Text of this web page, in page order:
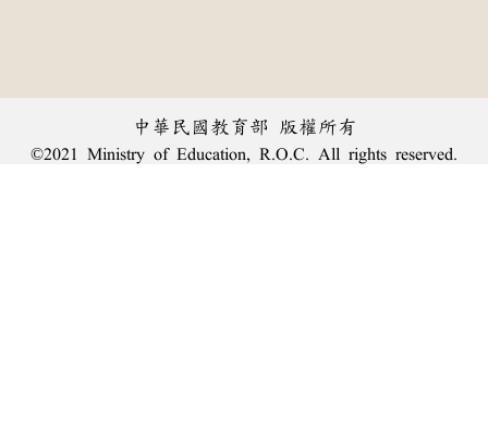
中華民國教育部 版權所有
©2021 Ministry of Education, R.O.C. All rights reserved.